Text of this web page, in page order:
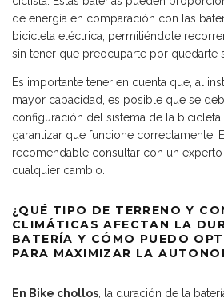
de energía en comparación con las
bicicleta eléctrica, permitiéndote
sin tener que preocuparte por quedarte
Es importante tener en cuenta que, al
mayor capacidad, es posible que se
configuración del sistema de la bicicleta
garantizar que funcione correctamente.
recomendable consultar con un experto
cualquier cambio.
¿QUÉ TIPO DE TERRENO Y
CLIMÁTICAS AFECTAN LA
BATERÍA Y CÓMO PUEDO
PARA MAXIMIZAR LA
En Bike chollos , la duración de la